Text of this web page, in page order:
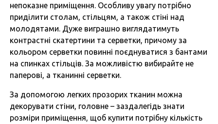
непоказне приміщення. Особливу увагу потрібно
приділити столам, стільцям, а також стіні над
молодятами. Дуже виграшно виглядатимуть
контрастні скатертини та серветки, причому за
кольором серветки повинні поєднуватися з бантами
на спинках стільців. За можливістю вибирайте не
паперові, а тканинні серветки.
За допомогою легких прозорих тканин можна
декорувати стіни, головне – заздалегідь знати
розміри приміщення, щоб купити потрібну кількість